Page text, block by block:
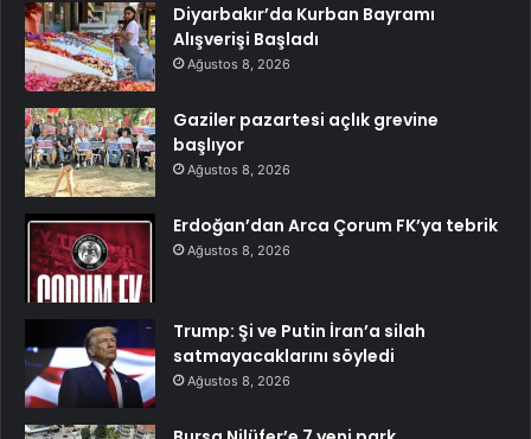
Diyarbakır’da Kurban Bayramı
Alışverişi Başladı
Ağustos 8, 2026
Gaziler pazartesi açlık grevine
başlıyor
Ağustos 8, 2026
Erdoğan’dan Arca Çorum FK’ya tebrik
Ağustos 8, 2026
Trump: Şi ve Putin İran’a silah
satmayacaklarını söyledi
Ağustos 8, 2026